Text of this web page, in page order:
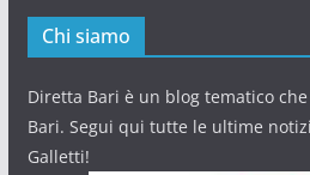
Chi siamo
Diretta Bari è un blog tematico
Bari. Segui qui tutte le ultime
Galletti!